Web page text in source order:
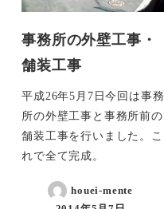
事務所の外壁工事・
舗装工事
平成26年5月7日今回は事務
所の外壁工事と事務所前の
舗装工事を行いました。こ
れで全て完成。
houei-mente